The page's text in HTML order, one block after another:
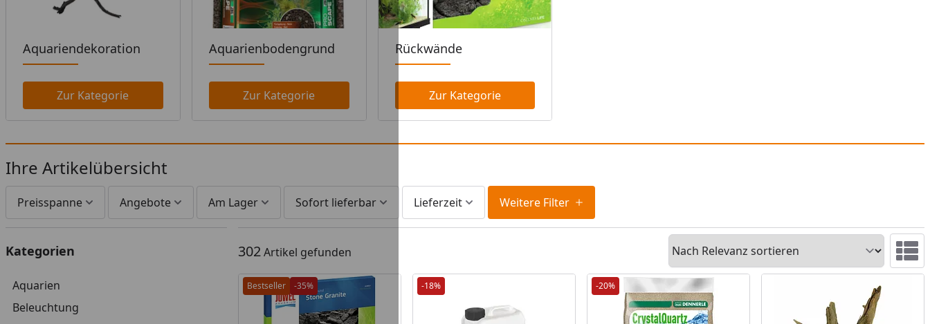
Aquariendekoration
Zur Kategorie
Aquarienbodengrund
Zur Kategorie
Rückwände
Zur Kategorie
Ihre Artikelübersicht
Preisspanne Angebote Am Lager Sofort lieferbar Lieferzeit Weitere Filter
Kategorien
Aquarien
Beleuchtung
302Artikel gefunden
Sortieren
Bestseller -35% -18% -20%